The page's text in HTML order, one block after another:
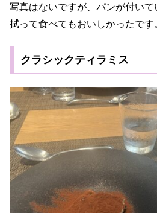
写真はないですが、パンが付い
拭って食べてもおいしかったです
クラシックティラミス